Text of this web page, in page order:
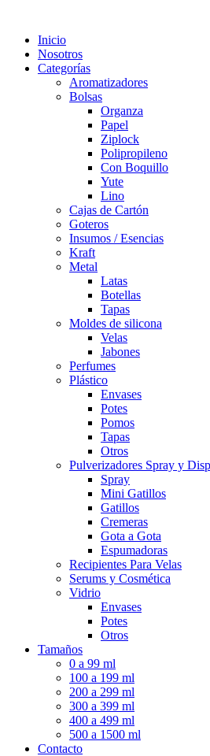
Inicio
Nosotros
Categorías
Aromatizadores
Bolsas
Organza
Papel
Ziplock
Polipropileno
Con Boquillo
Yute
Lino
Cajas de Cartón
Goteros
Insumos / Esencias
Kraft
Metal
Latas
Botellas
Tapas
Moldes de silicona
Velas
Jabones
Perfumes
Plástico
Envases
Potes
Pomos
Tapas
Otros
Pulverizadores Spray y
Spray
Mini Gatillos
Gatillos
Cremeras
Gota a Gota
Espumadoras
Recipientes Para Velas
Serums y Cosmética
Vidrio
Envases
Potes
Otros
Tamaños
0 a 99 ml
100 a 199 ml
200 a 299 ml
300 a 399 ml
400 a 499 ml
500 a 1500 ml
Contacto